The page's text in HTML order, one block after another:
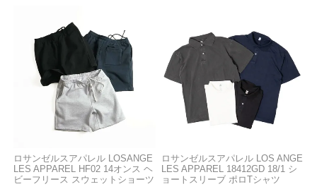
ロサンゼルスアパレル LOSANGE
LES APPAREL HF02 14オンス ヘ
ビーフリース スウェットショーツ
ロサンゼルスアパレル LOS ANGE
LES APPAREL 18412GD 18/1 シ
ョートスリーブ ポロTシャツ